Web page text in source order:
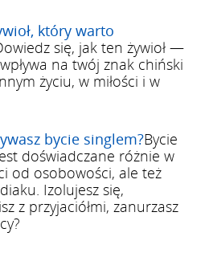
który warto
się, jak ten żywioł —
na twój znak chiński
życiu, w miłości i w
bycie singlem?Bycie
doświadczane różnie w
od osobowości, ale też
Izolujesz się,
z przyjaciółmi, zanurzasz